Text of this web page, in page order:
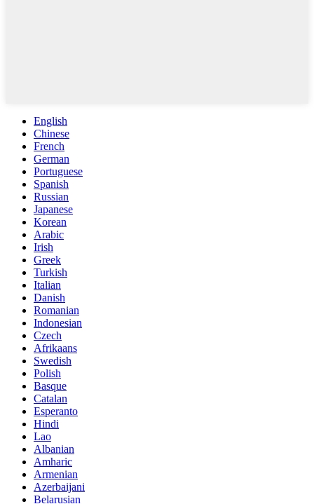
English
Chinese
French
German
Portuguese
Spanish
Russian
Japanese
Korean
Arabic
Irish
Greek
Turkish
Italian
Danish
Romanian
Indonesian
Czech
Afrikaans
Swedish
Polish
Basque
Catalan
Esperanto
Hindi
Lao
Albanian
Amharic
Armenian
Azerbaijani
Belarusian